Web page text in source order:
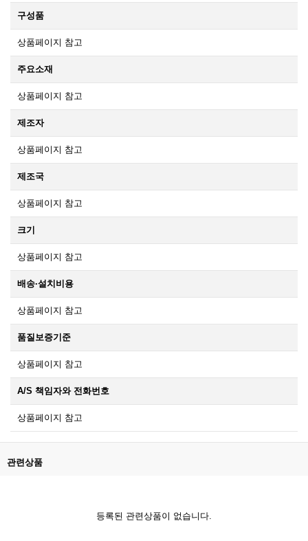
구성품
상품페이지 참고
주요소재
상품페이지 참고
제조자
상품페이지 참고
제조국
상품페이지 참고
크기
상품페이지 참고
배송·설치비용
상품페이지 참고
품질보증기준
상품페이지 참고
A/S 책임자와 전화번호
상품페이지 참고
관련상품
등록된 관련상품이 없습니다.